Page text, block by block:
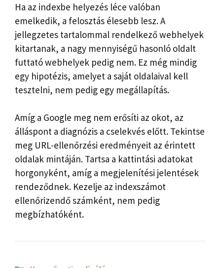
Ha az indexbe helyezés léce valóban
emelkedik, a felosztás élesebb lesz. A
jellegzetes tartalommal rendelkező webhelyek
kitartanak, a nagy mennyiségű hasonló oldalt
futtató webhelyek pedig nem. Ez még mindig
egy hipotézis, amelyet a saját oldalaival kell
tesztelni, nem pedig egy megállapítás.
Amíg a Google meg nem erősíti az okot, az
álláspont a diagnózis a cselekvés előtt. Tekintse
meg URL-ellenőrzési eredményeit az érintett
oldalak mintáján. Tartsa a kattintási adatokat
horgonyként, amíg a megjelenítési jelentések
rendeződnek. Kezelje az indexszámot
ellenőrizendő számként, nem pedig
megbízhatóként.